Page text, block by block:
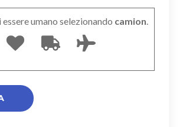
umano selezionando camion.